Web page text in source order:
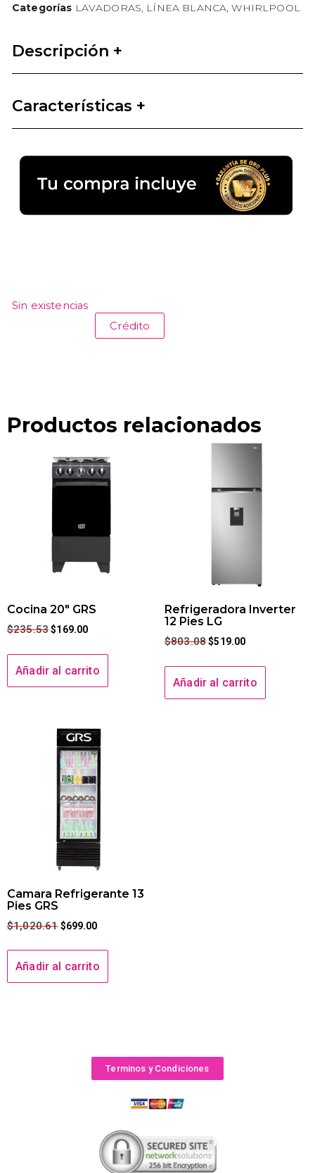
Categorías LAVADORAS LÍNEA BLANCA ,WHIRLPOOL
Descripción +
Características +
Sin existencias
Crédito
Productos relacionados
Cocina 20″ GRS
$235.53 $169.00
Añadir al carrito
Refrigeradora Inverter
12 Pies LG
$803.08 $519.00
Añadir al carrito
Camara Refrigerante 13
Pies GRS
$1,020.61 $699.00
Añadir al carrito
Terminos y Condiciones